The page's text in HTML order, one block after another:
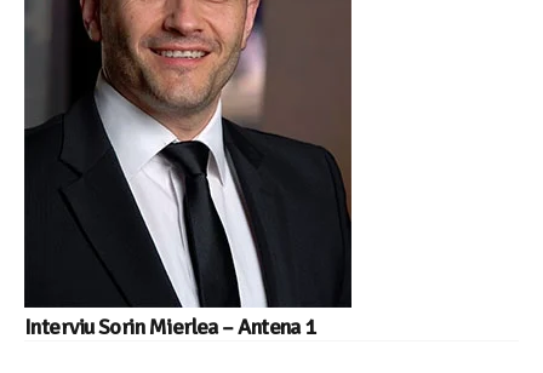
Interviu Sorin Mierlea – Antena 1